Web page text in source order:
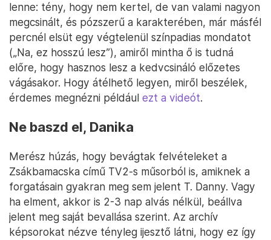
lenne: tény, hogy nem kertel, de van valami nagyon
megcsinált, és pózszerű a karakterében, már másfél
percnél elsüt egy végtelenül színpadias mondatot
(„Na, ez hosszú lesz”), amiről mintha ő is tudná
előre, hogy hasznos lesz a kedvcsináló előzetes
vágásakor. Hogy átélhető legyen, miről beszélek,
érdemes megnézni például ezt a videót.
Ne baszd el, Danika
Merész húzás, hogy bevágtak felvételeket a
Zsákbamacska című TV2-s műsorból is, amiknek a
forgatásain gyakran meg sem jelent T. Danny. Vagy
ha elment, akkor is 2-3 nap alvás nélkül, beállva
jelent meg saját bevallása szerint. Az archív
képsorokat nézve tényleg ijesztő látni, hogy ez így